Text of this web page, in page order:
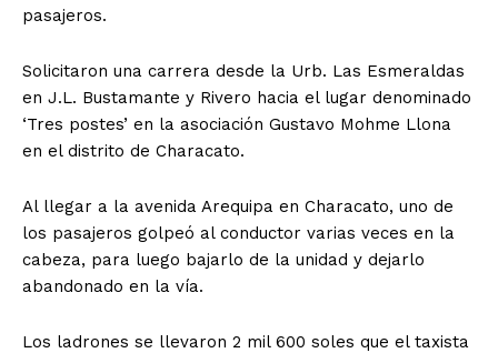
pasajeros.
Solicitaron una carrera desde la Urb. Las Esmeraldas
en J.L. Bustamante y Rivero hacia el lugar denominado
‘Tres postes’ en la asociación Gustavo Mohme Llona
en el distrito de Characato.
Al llegar a la avenida Arequipa en Characato, uno de
los pasajeros golpeó al conductor varias veces en la
cabeza, para luego bajarlo de la unidad y dejarlo
abandonado en la vía.
Los ladrones se llevaron 2 mil 600 soles que el taxista